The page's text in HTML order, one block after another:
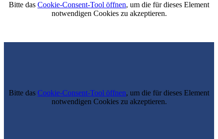
Bitte das Cookie-Consent-Tool öffnen, um die für dieses Element
notwendigen Cookies zu akzeptieren.
Bitte das Cookie-Consent-Tool öffnen, um die für dieses Element
notwendigen Cookies zu akzeptieren.